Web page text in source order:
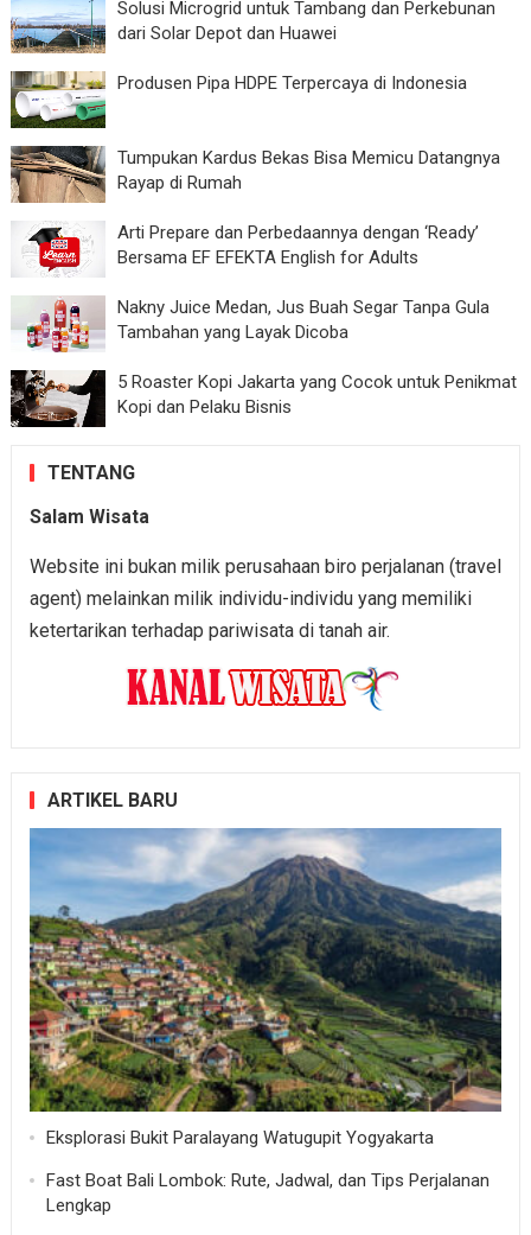
Solusi Microgrid untuk Tambang dan Perkebunan
dari Solar Depot dan Huawei
Produsen Pipa HDPE Terpercaya di Indonesia
Tumpukan Kardus Bekas Bisa Memicu Datangnya
Rayap di Rumah
Arti Prepare dan Perbedaannya dengan ‘Ready’
Bersama EF EFEKTA English for Adults
Nakny Juice Medan, Jus Buah Segar Tanpa Gula
Tambahan yang Layak Dicoba
5 Roaster Kopi Jakarta yang Cocok untuk Penikmat
Kopi dan Pelaku Bisnis
TENTANG
Salam Wisata
Website ini bukan milik perusahaan biro perjalanan (travel
agent) melainkan milik individu-individu yang memiliki
ketertarikan terhadap pariwisata di tanah air.
ARTIKEL BARU
Eksplorasi Bukit Paralayang Watugupit Yogyakarta
Fast Boat Bali Lombok: Rute, Jadwal, dan Tips Perjalanan
Lengkap